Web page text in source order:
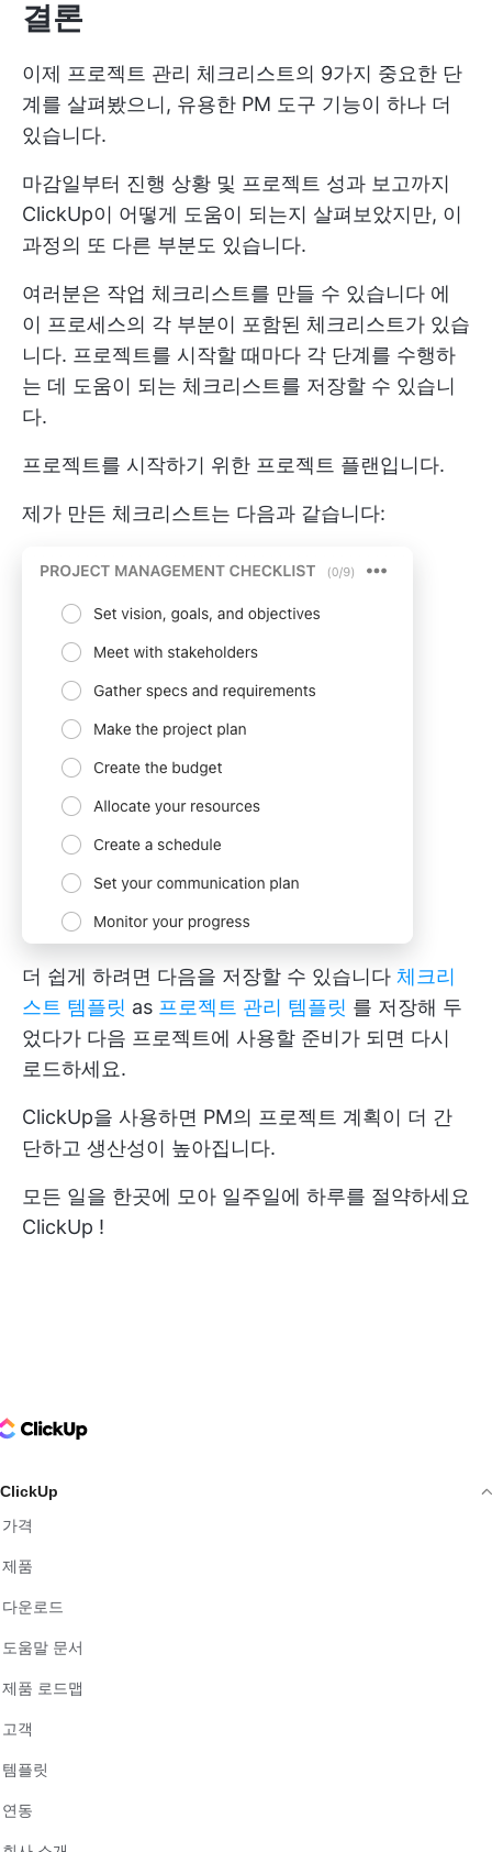
결론
이제 프로젝트 관리 체크리스트의 9가지 중요한 단
계를 살펴봤으니, 유용한 PM 도구 기능이 하나 더
있습니다.
마감일부터 진행 상황 및 프로젝트 성과 보고까지
ClickUp이 어떻게 도움이 되는지 살펴보았지만, 이
과정의 또 다른 부분도 있습니다.
여러분은 작업 체크리스트를 만들 수 있습니다 에
이 프로세스의 각 부분이 포함된 체크리스트가 있습
니다. 프로젝트를 시작할 때마다 각 단계를 수행하
는 데 도움이 되는 체크리스트를 저장할 수 있습니
다.
프로젝트를 시작하기 위한 프로젝트 플랜입니다.
제가 만든 체크리스트는 다음과 같습니다:
더 쉽게 하려면 다음을 저장할 수 있습니다 체크리
스트 템플릿 as 프로젝트 관리 템플릿 를 저장해 두
었다가 다음 프로젝트에 사용할 준비가 되면 다시
로드하세요.
ClickUp을 사용하면 PM의 프로젝트 계획이 더 간
단하고 생산성이 높아집니다.
모든 일을 한곳에 모아 일주일에 하루를 절약하세요
ClickUp !
Logo
ClickUp
가격
제품
다운로드
도움말 문서
제품 로드맵
고객
템플릿
연동